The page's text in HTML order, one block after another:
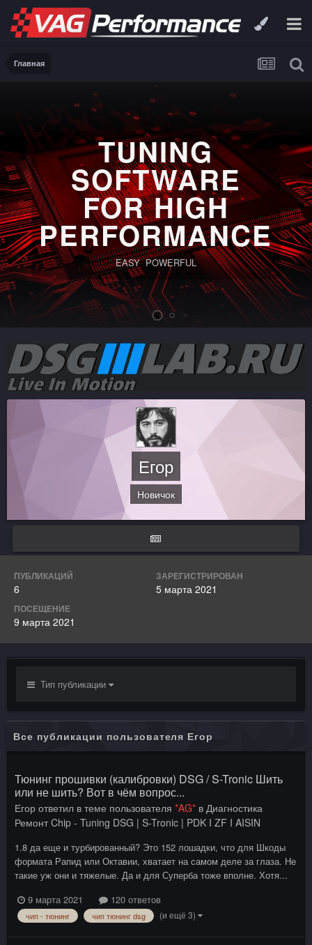
Главная
TUNING
SOFTWARE
FOR HIGH
PERFORMANCE
EASY POWERFUL
Егор
Новичок
ПУБЛИКАЦИЙ
6
ЗАРЕГИСТРИРОВАН
5 марта 2021
ПОСЕЩЕНИЕ
9 марта 2021
Тип публикации
Все публикации пользователя Егор
Тюнинг прошивки (калибровки) DSG / S-Tronic Шить
или не шить? Вот в чём вопрос...
Егор ответил в теме пользователя *AG* в Диагностика
Ремонт Chip - Tuning DSG | S-Tronic | PDK I ZF I AISIN
1.8 да еще и турбированный? Это 152 лошадки, что для Шкоды
формата Рапид или Октавии, хватает на самом деле за глаза. Не
такие уж они и тяжелые. Да и для Суперба тоже вполне. Хотя...
9 марта 2021
120 ответов
чип - тюнинг чип тюнинг dsg (и ещё 3)